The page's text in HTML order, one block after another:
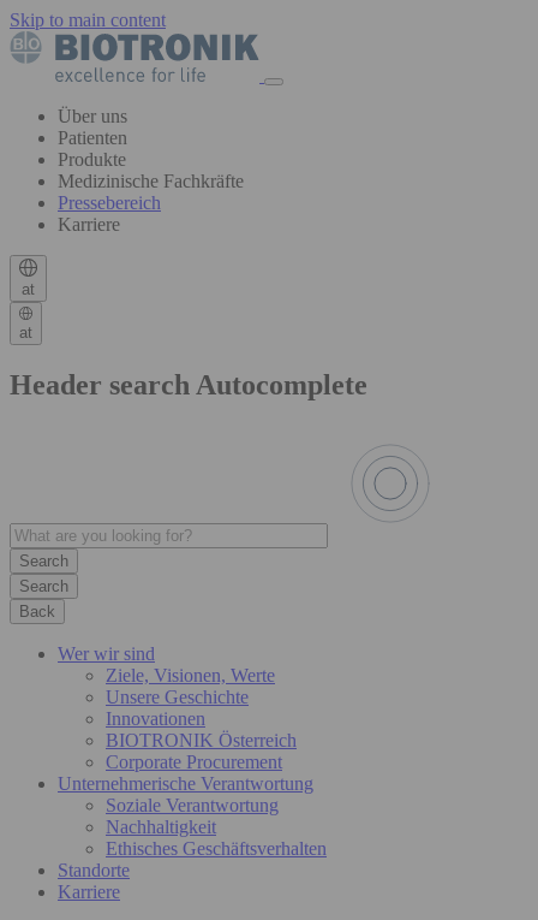
Skip to main content
Über uns
Patienten
Produkte
Medizinische Fachkräfte
Pressebereich
Karriere
at
at
Header search Autocomplete
Search
Back
Wer wir sind
Ziele, Visionen, Werte
Unsere Geschichte
Innovationen
BIOTRONIK Österreich
Corporate Procurement
Unternehmerische Verantwortung
Soziale Verantwortung
Nachhaltigkeit
Ethisches Geschäftsverhalten
Standorte
Karriere